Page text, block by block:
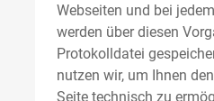
Webseiten und bei
werden über diesen
Protokolldatei
nutzen wir, um Ihnen
Seite technisch zu